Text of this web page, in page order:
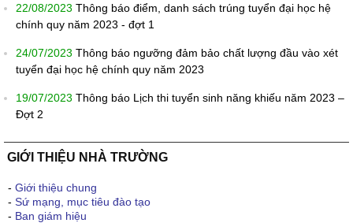
22/08/2023 Thông báo điểm, danh sách trúng tuyển đại học hệ
chính quy năm 2023 - đợt 1
24/07/2023 Thông báo ngưỡng đảm bảo chất lượng đầu vào xét
tuyển đại học hệ chính quy năm 2023
19/07/2023 Thông báo Lịch thi tuyển sinh năng khiếu năm 2023 –
Đợt 2
GIỚI THIỆU NHÀ TRƯỜNG
- Giới thiệu chung
- Sứ mạng, mục tiêu đào tạo
- Ban giám hiệu